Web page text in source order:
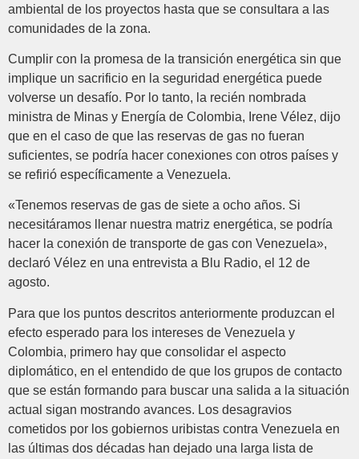
ambiental de los proyectos hasta que se consultara a las
comunidades de la zona.
Cumplir con la promesa de la transición energética sin que
implique un sacrificio en la seguridad energética puede
volverse un desafío. Por lo tanto, la recién nombrada
ministra de Minas y Energía de Colombia, Irene Vélez, dijo
que en el caso de que las reservas de gas no fueran
suficientes, se podría hacer conexiones con otros países y
se refirió específicamente a Venezuela.
«Tenemos reservas de gas de siete a ocho años. Si
necesitáramos llenar nuestra matriz energética, se podría
hacer la conexión de transporte de gas con Venezuela»,
declaró Vélez en una entrevista a Blu Radio, el 12 de
agosto.
Para que los puntos descritos anteriormente produzcan el
efecto esperado para los intereses de Venezuela y
Colombia, primero hay que consolidar el aspecto
diplomático, en el entendido de que los grupos de contacto
que se están formando para buscar una salida a la situación
actual sigan mostrando avances. Los desagravios
cometidos por los gobiernos uribistas contra Venezuela en
las últimas dos décadas han dejado una larga lista de